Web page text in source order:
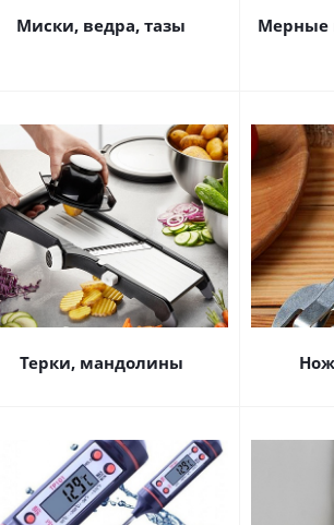
Миски, ведра, тазы Мерные
Терки, мандолины